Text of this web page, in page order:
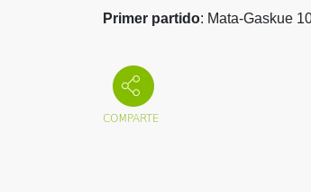
Primer partido: Mata-Gaskue